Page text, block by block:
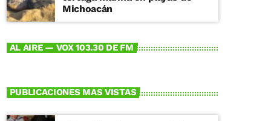
Michoacán
AL AIRE — VOX 103.30 DE FM
PUBLICACIONES MAS VISTAS